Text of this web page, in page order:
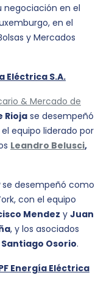
negociación en el
en el
y Mercados
Eléctrica S.A.
& Mercado de
Rioja se desempeñó
equipo liderado por
Leandro Belusci,
se desempeñó como
con el equipo
Mendez y Juan
, y los asociados
Santiago Osorio.
Energía Eléctrica